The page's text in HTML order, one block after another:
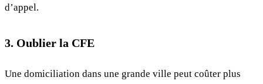
d’appel.
3. Oublier la CFE
Une domiciliation dans une grande ville peut coûter plus